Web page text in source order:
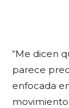
“Me dicen
parece
enfocada
movimiento